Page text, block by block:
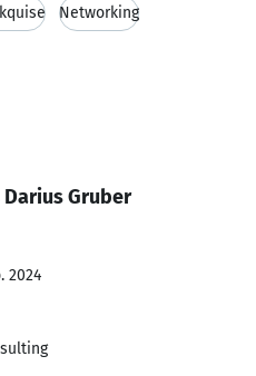
Networking
Gruber
2024